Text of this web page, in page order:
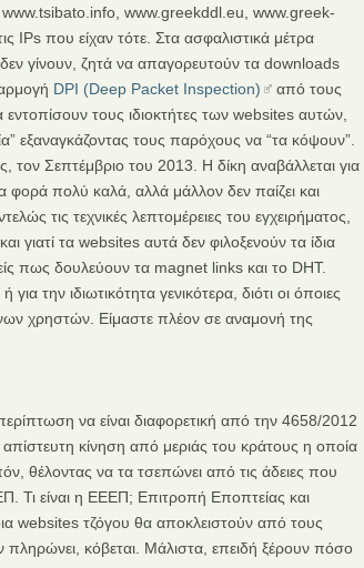
www.greekddl.eu, www.greek-
που είχαν τότε. Στα ασφαλιστικά μέτρα
γίνουν, ζητά να απαγορευτούν τα downloads
DPI (Deep Packet Inspection)
από τους
τους ιδιοκτήτες των websites αυτών,
εξαναγκάζοντας τους παρόχους να “τα κόψουν”.
τον Σεπτέμβριο του 2013. Η δίκη αναβάλλεται για
φορά πολύ καλά, αλλά μάλλον δεν παίζει και
τις τεχνικές λεπτομέρειες του εγχειρήματος,
γιατί τα websites αυτά δεν φιλοξενούν τα ίδια
πως δουλεύουν τα magnet links και το DHT.
την ιδιωτικότητα γενικότερα, διότι οι όποιες
χρηστών. Είμαστε πλέον σε αναμονή της
να είναι διαφορετική από την 4658/2012
απίστευτη κίνηση από μεριάς του κράτους η οποία
θέλοντας να τα τσεπώνει από τις άδειες που
Τι είναι η ΕΕΕΠ; Επιτροπή Εποπτείας και
websites τζόγου θα αποκλειστούν από τους
κόβεται. Μάλιστα, επειδή ξέρουν πόσο